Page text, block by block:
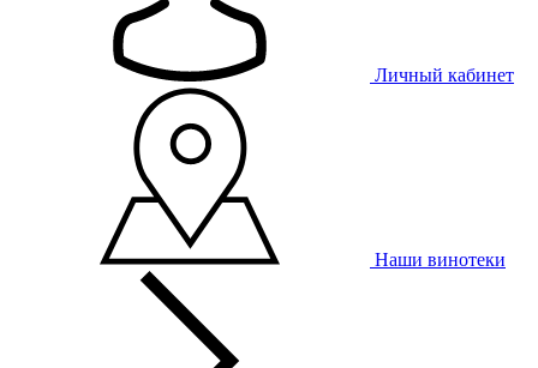
Личный кабинет
Наши винотеки